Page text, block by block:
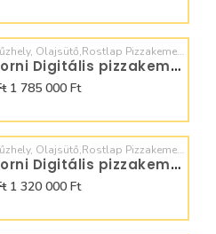
Kombisütő, tűzhely, Olajsütő,Rostlap Pizzakemence, Dagasztó,
Moretti Forni Digitális pizzakemence 6+6x32
1 785 000 Ft
Kombisütő, tűzhely, Olajsütő,Rostlap Pizzakemence, Dagasztó,
Moretti Forni Digitális pizzakemence 4+4x30
1 320 000 Ft